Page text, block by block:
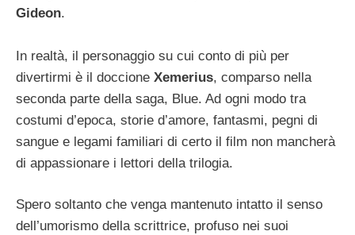
Gideon.
In realtà, il personaggio su cui conto di più per
divertirmi è il doccione Xemerius, comparso nella
seconda parte della saga, Blue. Ad ogni modo tra
costumi d’epoca, storie d’amore, fantasmi, pegni di
sangue e legami familiari di certo il film non mancherà
di appassionare i lettori della trilogia.
Spero soltanto che venga mantenuto intatto il senso
dell’umorismo della scrittrice, profuso nei suoi